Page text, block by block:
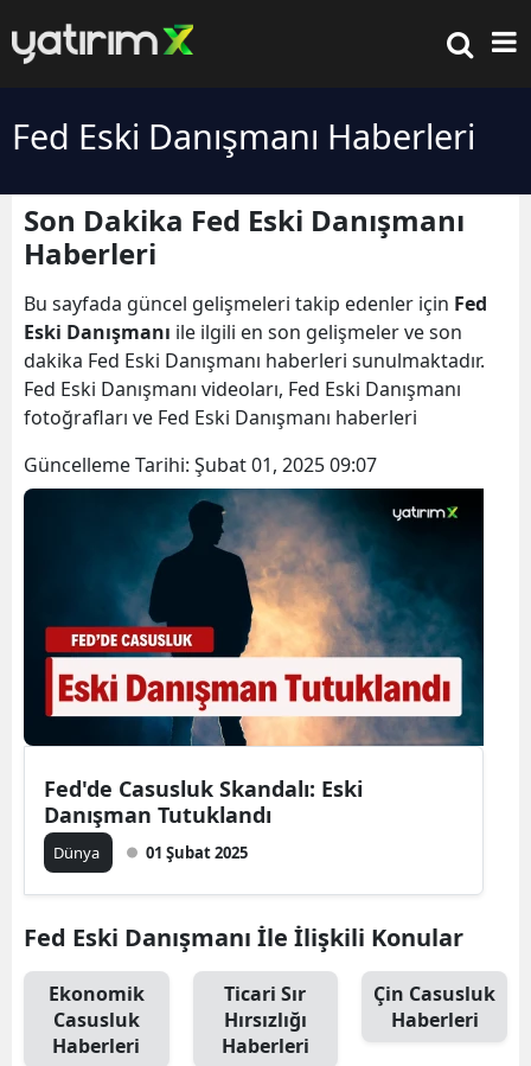
Fed Eski Danışmanı Haberleri
Son Dakika Fed Eski Danışmanı
Haberleri
Bu sayfada güncel gelişmeleri takip edenler için Fed
Eski Danışmanı ile ilgili en son gelişmeler ve son
dakika Fed Eski Danışmanı haberleri sunulmaktadır.
Fed Eski Danışmanı videoları, Fed Eski Danışmanı
fotoğrafları ve Fed Eski Danışmanı haberleri
Güncelleme Tarihi: Şubat 01, 2025 09:07
Fed'de Casusluk Skandalı: Eski
Danışman Tutuklandı
Dünya 01 Şubat 2025
Fed Eski Danışmanı İle İlişkili Konular
Ekonomik
Casusluk
Haberleri
Ticari Sır
Hırsızlığı
Haberleri
Çin Casusluk
Haberleri